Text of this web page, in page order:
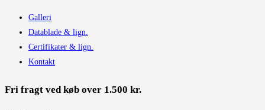
Galleri
Datablade & lign.
Certifikater & lign.
Kontakt
Fri fragt ved køb over 1.500 kr.